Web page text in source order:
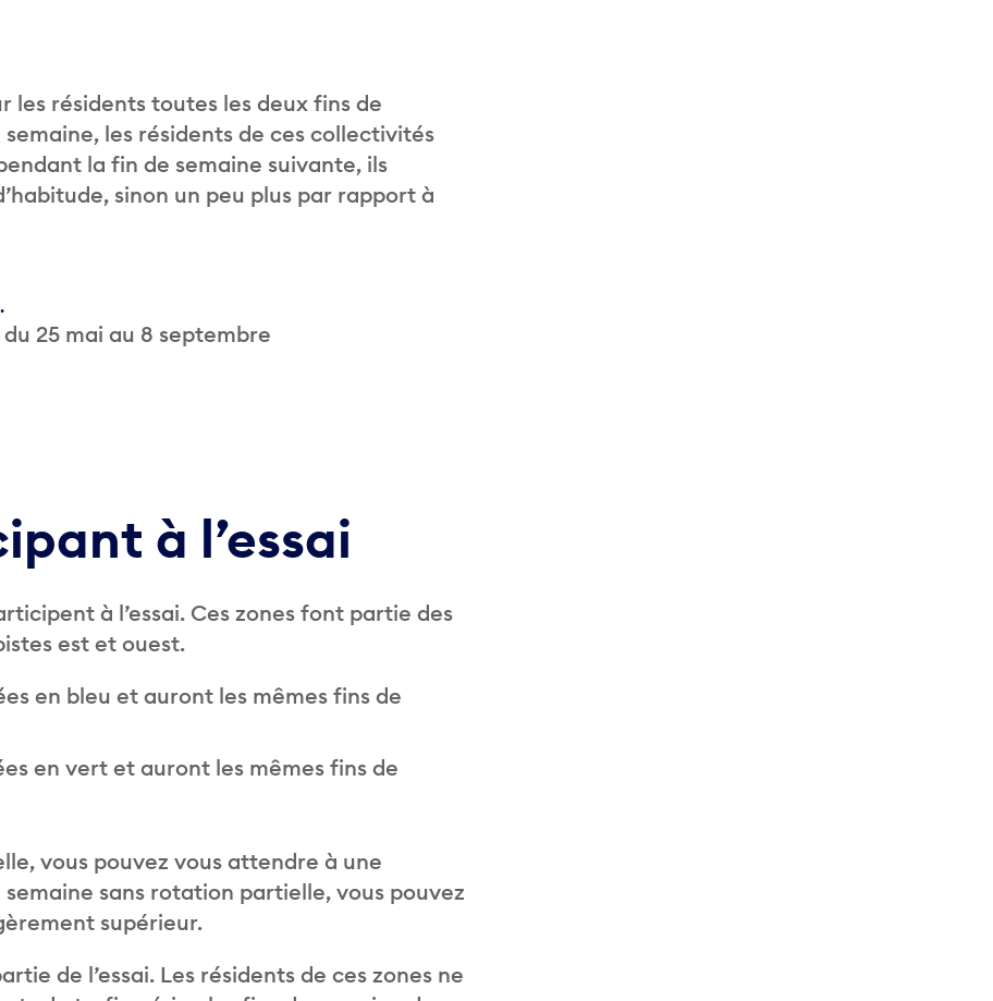
les résidents toutes les deux fins de
les résidents de ces collectivités
la fin de semaine suivante, ils
sinon un peu plus par rapport à
.
25 mai au 8 septembre
à l’essai
à l’essai. Ces zones font partie des
est et ouest.
en bleu et auront les mêmes fins de
en vert et auront les mêmes fins de
vous pouvez vous attendre à une
sans rotation partielle, vous pouvez
supérieur.
de l’essai. Les résidents de ces zones ne